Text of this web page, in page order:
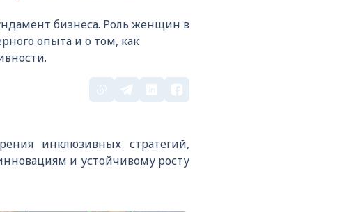
бизнеса. Роль женщин в
опыта и о том, как
инклюзивных стратегий,
и устойчивому росту